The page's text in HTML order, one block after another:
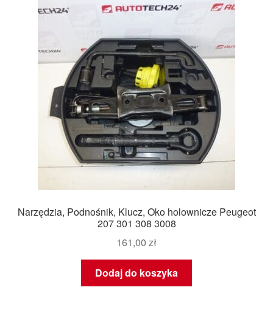
Narzędzia, Podnośnik, Klucz, Oko holownicze Peugeot
207 301 308 3008
161,00 zł
Dodaj do koszyka